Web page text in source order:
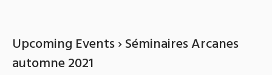
Upcoming Events› Séminaires Arcanes
automne 2021